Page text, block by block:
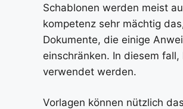
Schablonen werden meist
kompetenz sehr mächtig
Dokumente, die einige
einschränken. In diesem
verwendet werden.
Vorlagen können nützlich